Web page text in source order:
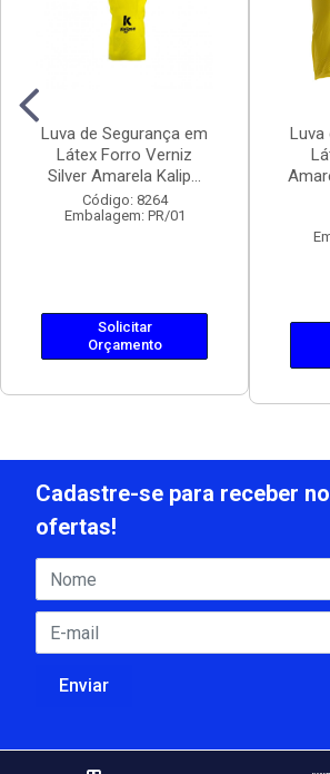
Luva de Segurança em
Látex Forro Verniz
Silver Amarela Kalip...
Código: 8264
Embalagem: PR/01
Solicitar
Orçamento
Luva
Cadastre-se para receber
ofertas!